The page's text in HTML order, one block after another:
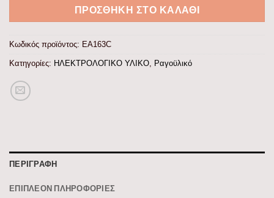
ΠΡΟΣΘΉΚΗ ΣΤΟ ΚΑΛΆΘΙ
Κωδικός προϊόντος: EA163C
Κατηγορίες: ΗΛΕΚΤΡΟΛΟΓΙΚΟ ΥΛΙΚΟ Ραγοϋλικό
ΠΕΡΙΓΡΑΦΉ
ΕΠΙΠΛΈΟΝ ΠΛΗΡΟΦΟΡΊΕΣ